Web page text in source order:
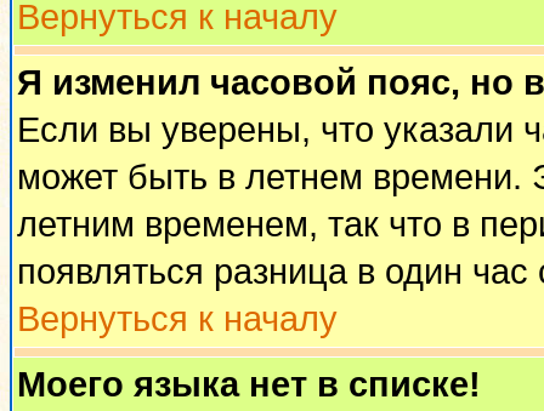
Вернуться к началу
Я изменил часовой пояс, но
Если вы уверены, что указали
может быть в летнем времени.
летним временем, так что в
появляться разница в один
Вернуться к началу
Моего языка нет в списке!